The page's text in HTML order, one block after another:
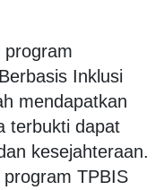
program
Inklusi
mendapatkan
terbukti dapat
kesejahteraan.
TPBIS